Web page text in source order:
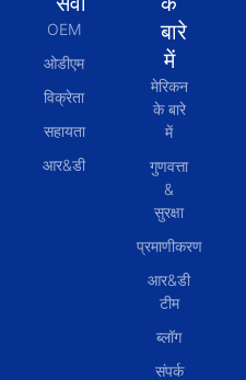
OEM
ओडीएम
विक्रेता
सहायता
आर&डी
बारे
में
मेरिकन
के बारे
में
गुणवत्ता
&
सुरक्षा
प्रमाणीकरण
आर&डी
टीम
ब्लॉग
संपर्क